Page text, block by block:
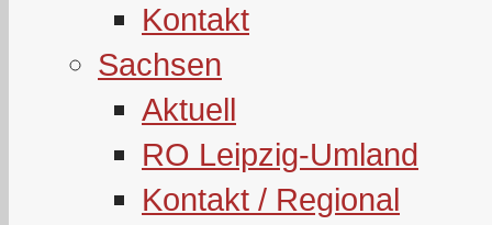
Kontakt
Sachsen
Aktuell
RO Leipzig-Umland
Kontakt / Regional